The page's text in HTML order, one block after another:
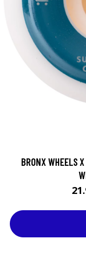
BRONX WHEELS